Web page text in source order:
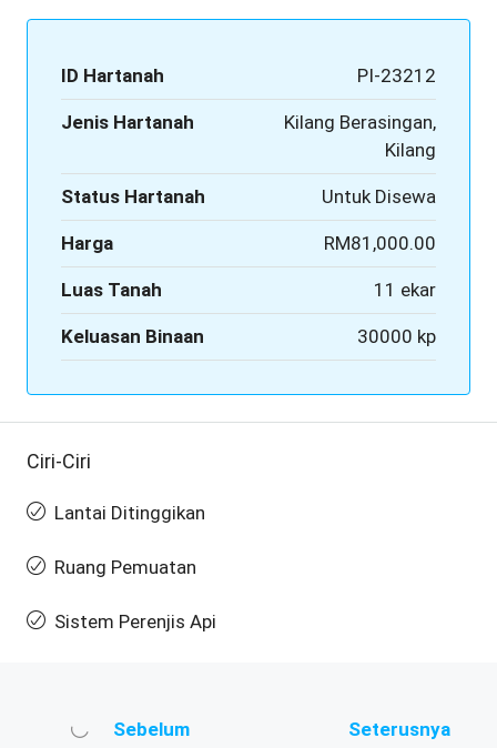
ID Hartanah PI-23212
Jenis Hartanah
Kilang Berasingan,
Kilang
Status Hartanah Untuk Disewa
Harga RM81,000.00
Luas Tanah 11 ekar
Keluasan Binaan 30000 kp
Ciri-Ciri
Lantai Ditinggikan
Ruang Pemuatan
Sistem Perenjis Api
Sebelum Seterusnya